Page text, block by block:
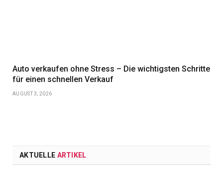
Auto verkaufen ohne Stress – Die wichtigsten Schritte
für einen schnellen Verkauf
AUGUST 3, 2026
AKTUELLE ARTIKEL